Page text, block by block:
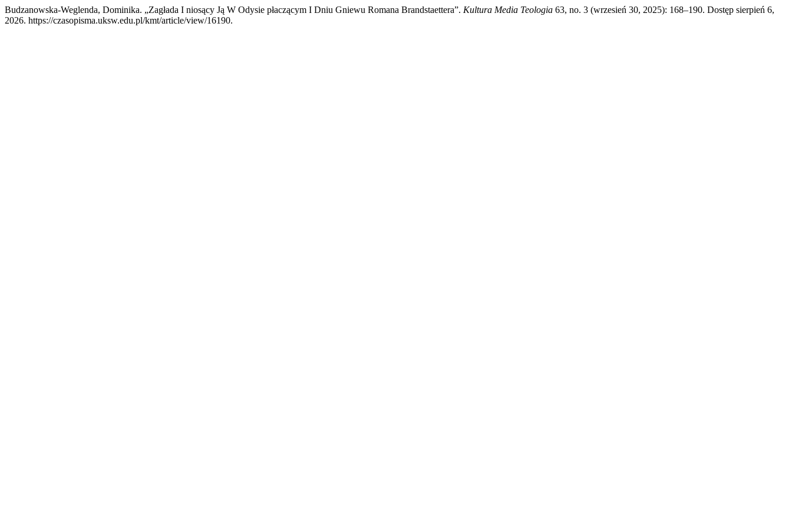
Budzanowska-Weglenda, Dominika. „Zagłada I niosący Ją W Odysie płaczącym I Dniu Gniewu Romana Brandstaettera”. Kultura Media Teologia 63, no. 3 (wrzesień 30, 2025): 168–190. Dostęp sierpień 6,
2026. https://czasopisma.uksw.edu.pl/kmt/article/view/16190.